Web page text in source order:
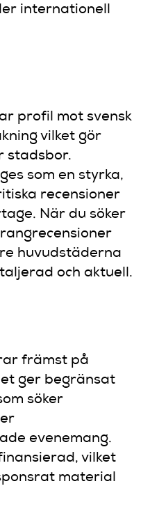
internationell
profil mot svensk
vilket gör
stadsbor.
som en styrka,
recensioner
När du söker
huvudstäderna
och aktuell.
främst på
ger begränsat
söker
evenemang.
vilket
material